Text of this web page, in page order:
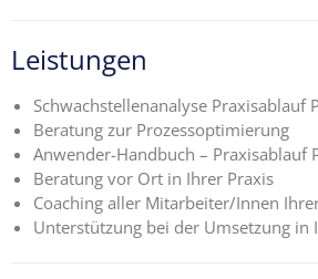
Leistungen
Schwachstellenanalyse Praxisablauf
Beratung zur Prozessoptimierung
Anwender-Handbuch – Praxisablauf
Beratung vor Ort in Ihrer Praxis
Coaching aller Mitarbeiter/Innen
Unterstützung bei der Umsetzung in